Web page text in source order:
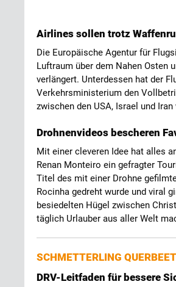
Airlines sollen trotz
Die Europäische Agentur für
Luftraum über dem Nahen Osten
verlängert. Unterdessen hat der
Verkehrsministerium den
zwischen den USA, Israel und
Drohnenvideos bescheren
Mit einer cleveren Idee hat alles
Renan Monteiro ein gefragter
Titel des mit einer Drohne
Rocinha gedreht wurde und viral
besiedelten Hügel zwischen
täglich Urlauber aus aller Welt
SCHMETTERLING QUERBEET
DRV-Leitfaden für bessere